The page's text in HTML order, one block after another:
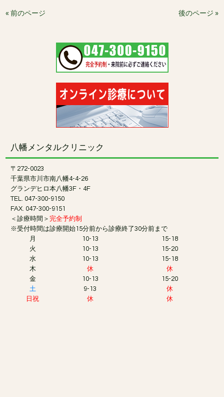
« 前のページ 後のページ »
八幡メンタルクリニック
〒272-0023
千葉県市川市南八幡4-4-26
グランデヒロ本八幡3F・4F
TEL. 047-300-9150
FAX. 047-300-9151
＜診療時間＞完全予約制
※受付時間は診療開始15分前から診療終了30分前まで
月
10-13
15-18
火
10-13
15-20
水
10-13
15-18
木
休
休
金
10-13
15-20
土
9-13
休
日祝
休 休